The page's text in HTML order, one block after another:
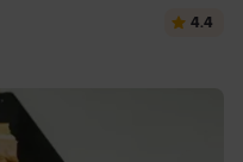
4.4